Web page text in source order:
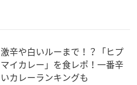
激辛や白いルーまで！？「ヒプ
マイカレー」を食レポ！一番辛
いカレーランキングも